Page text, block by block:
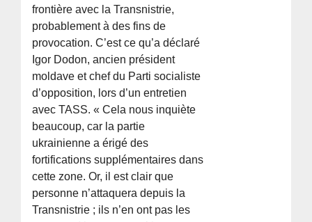
frontière avec la Transnistrie,
probablement à des fins de
provocation. C’est ce qu’a déclaré
Igor Dodon, ancien président
moldave et chef du Parti socialiste
d’opposition, lors d’un entretien
avec TASS. « Cela nous inquiète
beaucoup, car la partie
ukrainienne a érigé des
fortifications supplémentaires dans
cette zone. Or, il est clair que
personne n’attaquera depuis la
Transnistrie ; ils n’en ont pas les